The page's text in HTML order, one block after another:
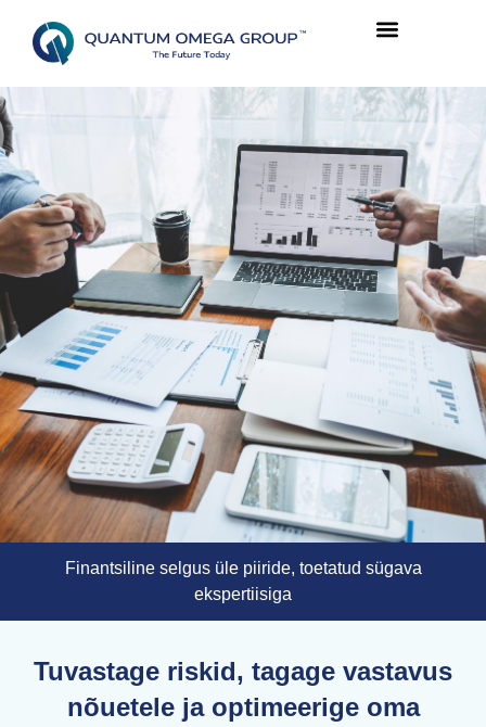
Finantsiline selgus üle piiride, toetatud sügava
ekspertiisiga
Tuvastage riskid, tagage vastavus
nõuetele ja optimeerige oma